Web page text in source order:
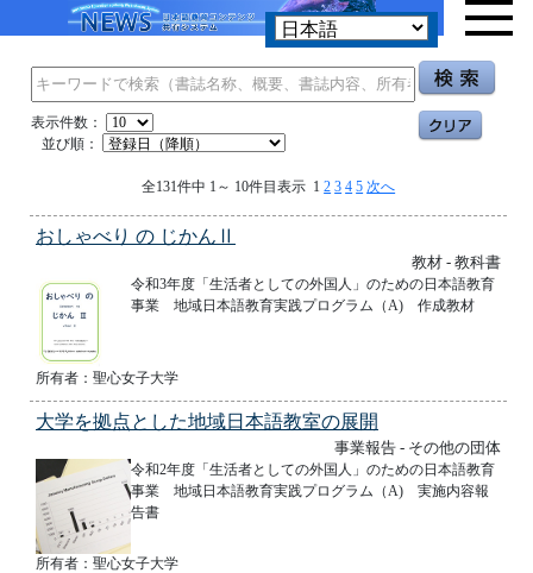
表示件数：
並び順：
全131件中 1～ 10件目表示 12 3 4 5 次へ
おしゃべり の じかんⅡ
教材 - 教科書
令和3年度「生活者としての外国人」のための日本語教育
事業 地域日本語教育実践プログラム（A) 作成教材
所有者：聖心女子大学
大学を拠点とした地域日本語教室の展開
事業報告 - その他の団体
令和2年度「生活者としての外国人」のための日本語教育
事業 地域日本語教育実践プログラム（A) 実施内容報
告書
所有者：聖心女子大学